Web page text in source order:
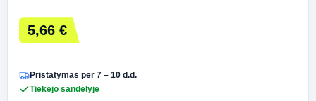
5,66 €
Pristatymas per 7 – 10 d.d.
Tiekėjo sandėlyje